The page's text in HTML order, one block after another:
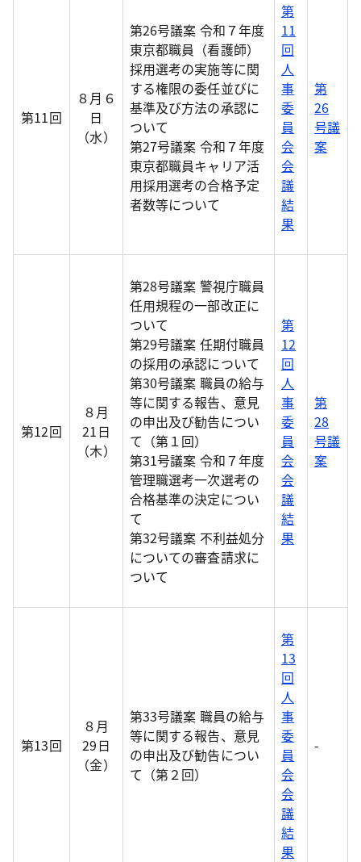
第11回
８月６
日
（水）
第26号議案 令和７年度
東京都職員（看護師）
採用選考の実施等に関
する権限の委任並びに
基準及び方法の承認に
ついて
第27号議案 令和７年度
東京都職員キャリア活
用採用選考の合格予定
者数等について
第
11
回
人
事
委
員
会
会
議
結
果
第
26
号議
案
第12回
８月
21日
（木）
第28号議案 警視庁職員
任用規程の一部改正に
ついて
第29号議案 任期付職員
の採用の承認について
第30号議案 職員の給与
等に関する報告、意見
の申出及び勧告につい
て（第１回）
第31号議案 令和７年度
管理職選考一次選考の
合格基準の決定につい
て
第32号議案 不利益処分
についての審査請求に
ついて
第
12
回
人
事
委
員
会
会
議
結
果
第
28
号議
案
第13回
８月
29日
（金）
第33号議案 職員の給与
等に関する報告、意見
の申出及び勧告につい
て（第２回）
第
13
回
人
事
委
員
会
会
議
結
果
-